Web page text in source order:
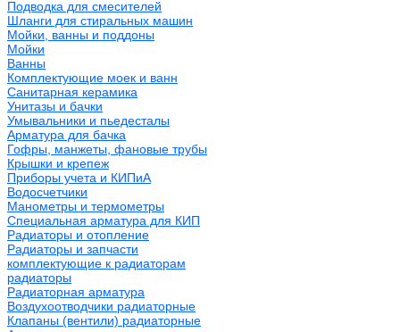
Подводка для смесителей
Шланги для стиральных машин
Мойки, ванны и поддоны
Мойки
Ванны
Комплектующие моек и ванн
Санитарная керамика
Унитазы и бачки
Умывальники и пьедесталы
Арматура для бачка
Гофры, манжеты, фановые трубы
Крышки и крепеж
Приборы учета и КИПиА
Водосчетчики
Манометры и термометры
Специальная арматура для КИП
Радиаторы и отопление
Радиаторы и запчасти
комплектующие к радиаторам
радиаторы
Радиаторная арматура
Воздухоотводчики радиаторные
Клапаны (вентили) радиаторные